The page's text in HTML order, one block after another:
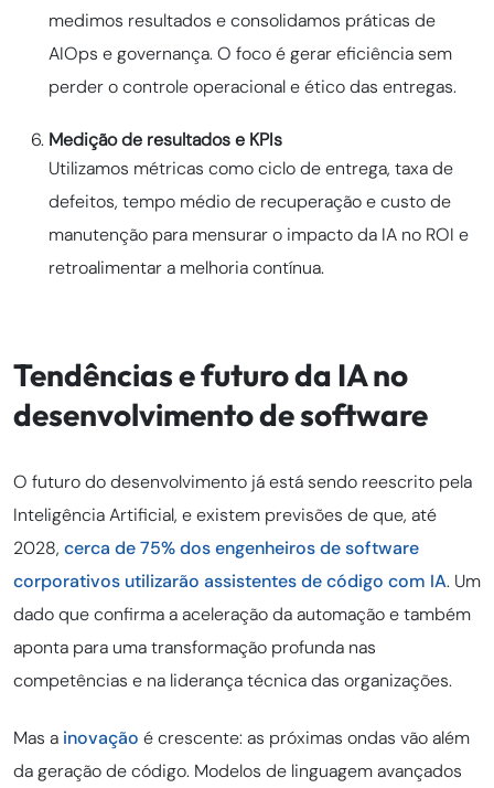
medimos resultados e consolidamos práticas de
AIOps e governança. O foco é gerar eficiência sem
perder o controle operacional e ético das entregas.
Medição de resultados e KPIs
Utilizamos métricas como ciclo de entrega, taxa de
defeitos, tempo médio de recuperação e custo de
manutenção para mensurar o impacto da IA no ROI e
retroalimentar a melhoria contínua.
Tendências e futuro da IA no
desenvolvimento de software
O futuro do desenvolvimento já está sendo reescrito pela
Inteligência Artificial, e existem previsões de que, até
2028, cerca de 75% dos engenheiros de software
corporativos utilizarão assistentes de código com IA. Um
dado que confirma a aceleração da automação e também
aponta para uma transformação profunda nas
competências e na liderança técnica das organizações.
Mas a inovação é crescente: as próximas ondas vão além
da geração de código. Modelos de linguagem avançados